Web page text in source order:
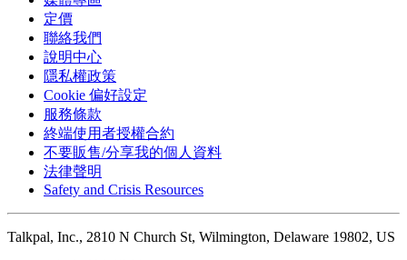
定價
聯絡我們
說明中心
隱私權政策
Cookie 偏好設定
服務條款
終端使用者授權合約
不要販售/分享我的個人資料
法律聲明
Safety and Crisis Resources
Talkpal, Inc., 2810 N Church St, Wilmington, Delaware 19802, US